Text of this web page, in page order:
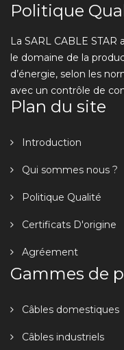
Politique
La SARL CABLE
le domaine de la
d’énergie, selon les
avec un contrôle de
Plan du site
Introduction
Qui sommes nous ?
Politique Qualité
Certificats D'origine
Agréement
Gammes de
Câbles domestiques
Câbles industriels